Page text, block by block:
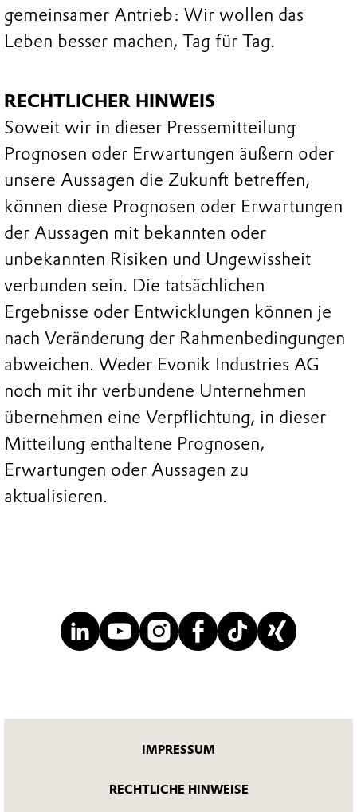
gemeinsamer Antrieb: Wir wollen das
Leben besser machen, Tag für Tag.
RECHTLICHER HINWEIS
Soweit wir in dieser Pressemitteilung
Prognosen oder Erwartungen äußern oder
unsere Aussagen die Zukunft betreffen,
können diese Prognosen oder Erwartungen
der Aussagen mit bekannten oder
unbekannten Risiken und Ungewissheit
verbunden sein. Die tatsächlichen
Ergebnisse oder Entwicklungen können je
nach Veränderung der Rahmenbedingungen
abweichen. Weder Evonik Industries AG
noch mit ihr verbundene Unternehmen
übernehmen eine Verpflichtung, in dieser
Mitteilung enthaltene Prognosen,
Erwartungen oder Aussagen zu
aktualisieren.
IMPRESSUM
RECHTLICHE HINWEISE